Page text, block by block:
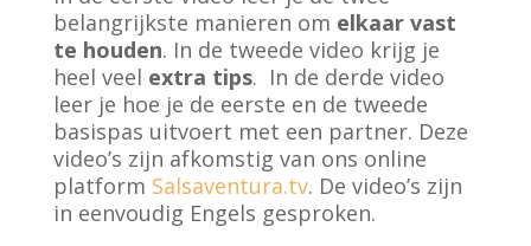
belangrijkste manieren om elkaar vast
te houden. In de tweede video krijg je
heel veel extra tips. In de derde video
leer je hoe je de eerste en de tweede
basispas uitvoert met een partner. Deze
video’s zijn afkomstig van ons online
platform Salsaventura.tv. De video’s zijn
in eenvoudig Engels gesproken.